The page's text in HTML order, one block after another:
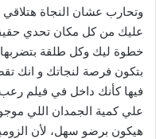
وتحارب عشان النجاة
عليك من كل مكان تحدي
خطوة ليك وكل طلقة
فيها كأنك داخل في فيلم
علي كمية الجمدان اللي
هيكون برضو سهل، لأن